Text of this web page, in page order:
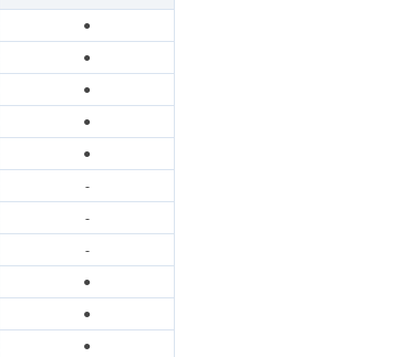
●
●
●
●
●
-
-
-
●
●
●